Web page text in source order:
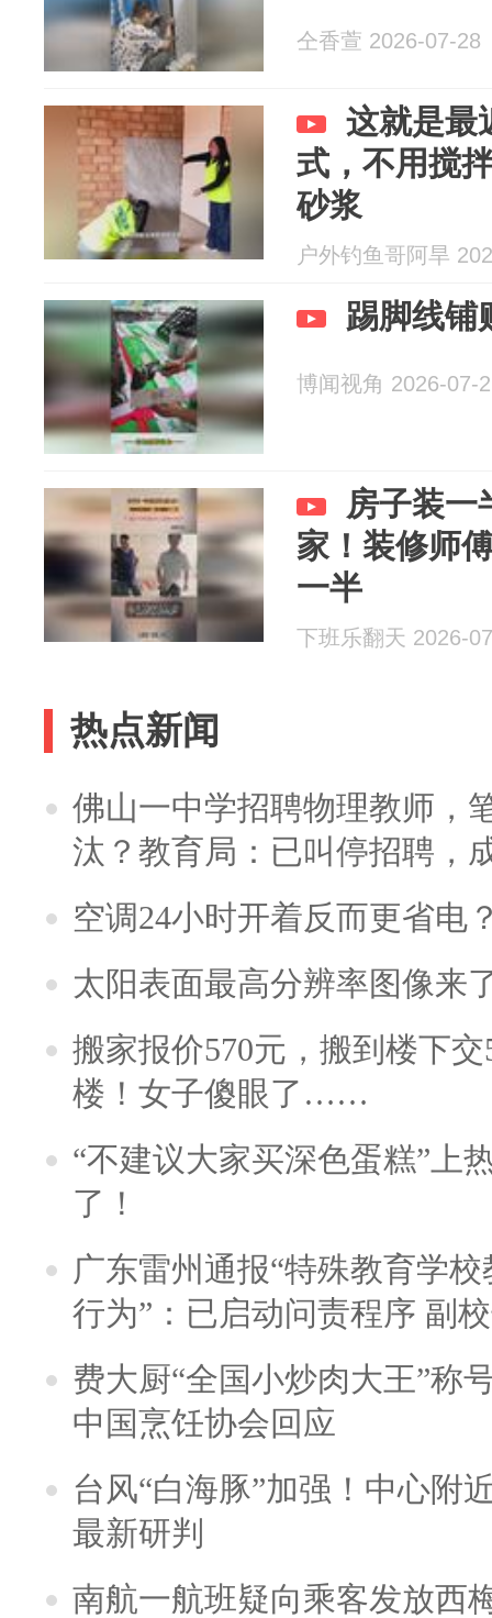
仝香萱 2026-07-28
这就是最
式，不用搅
砂浆
户外钓鱼哥阿旱
踢脚线铺
博闻视角 2026-07-
房子装一
家！装修师
一半
下班乐翻天 2026-
热点新闻
佛山一中学招聘物理教师，
汰？教育局：已叫停招聘，
空调24小时开着反而更省电
太阳表面最高分辨率图像来
搬家报价570元，搬到楼下
楼！女子傻眼了……
“不建议大家买深色蛋糕”上
了！
广东雷州通报“特殊教育学
行为”：已启动问责程序 副
费大厨“全国小炒肉大王”称
中国烹饪协会回应
台风“白海豚”加强！中心附
最新研判
南航一航班疑向乘客发放西